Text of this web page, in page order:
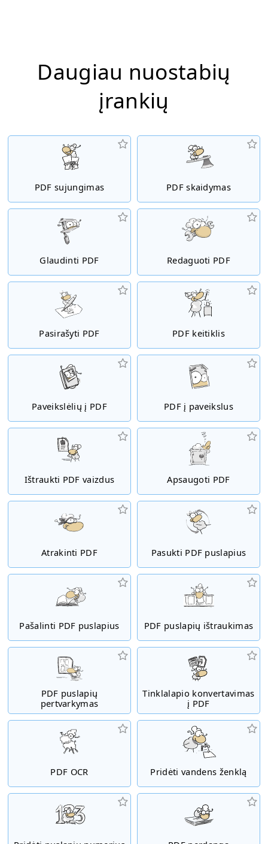
Daugiau nuostabių
įrankių
PDF sujungimas PDF skaidymas
Glaudinti PDF Redaguoti PDF
Pasirašyti PDF PDF keitiklis
Paveikslėlių į PDF PDF į paveikslus
Ištraukti PDF vaizdus Apsaugoti PDF
Atrakinti PDF Pasukti PDF puslapius
Pašalinti PDF puslapius PDF puslapių ištraukimas
PDF puslapių
pertvarkymas
Tinklalapio konvertavimas
į PDF
PDF OCR Pridėti vandens ženklą